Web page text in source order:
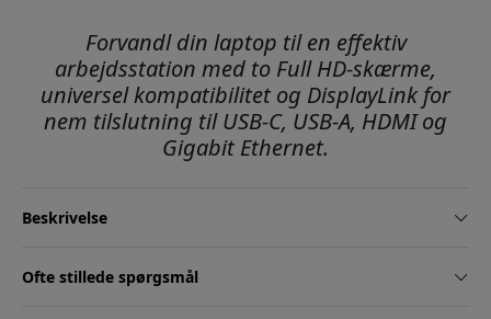
Forvandl din laptop til en effektiv
arbejdsstation med to Full HD-skærme,
universel kompatibilitet og DisplayLink for
nem tilslutning til USB-C, USB-A, HDMI og
Gigabit Ethernet.
Beskrivelse
Ofte stillede spørgsmål